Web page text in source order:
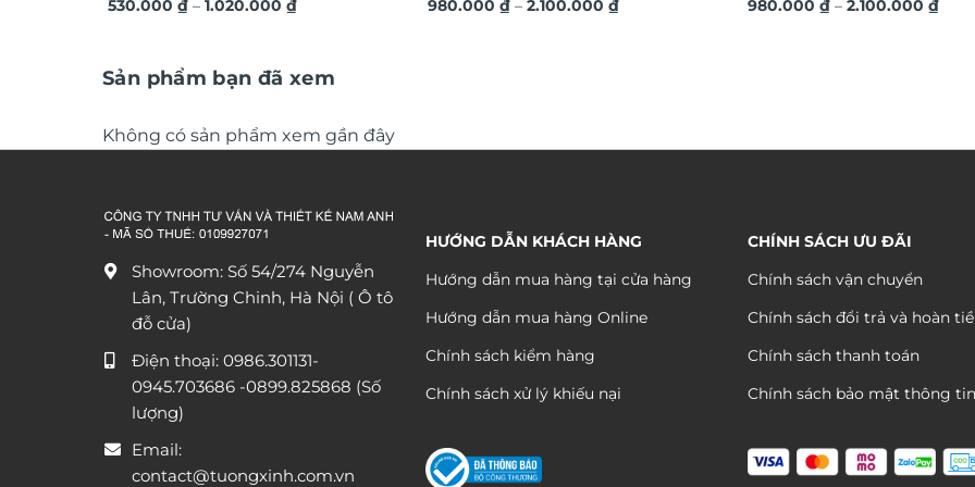
phòng ngủ TG2012
530.000₫ – 1.020.000₫Khoảng
1.020.000 ₫
TG075
980.000₫ – 2.100.000₫Khoảng
TG074
980.000 ₫ – 2.100.000 ₫
Sản phẩm bạn đã xem
Không có sản phẩm xem gần đây
Showroom: Số 54/274 Nguyễn
Lân, Trường Chinh, Hà Nội ( Ô tô
đỗ cửa)
Điện thoại: 0986.301131-
0945.703686 -0899.825868 (Số
lượng)
Email:
contact@tuongxinh.com.vn
HƯỚNG DẪN KHÁCH HÀNG
Hướng dẫn mua hàng tại cửa hàng
Hướng dẫn mua hàng Online
Chính sách kiểm hàng
Chính sách xử lý khiếu nại
CHÍNH SÁCH ƯU ĐÃI
Chính sách vận chuyển
Chính sách đổi trả và hoàn
Chính sách thanh toán
Chính sách bảo mật thông tin